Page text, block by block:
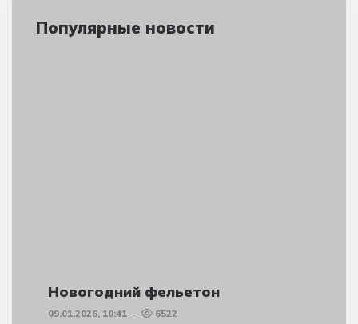
Популярные новости
Новогодний фельетон
09.01.2026, 10:41 6522